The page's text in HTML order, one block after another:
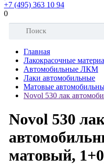
+7 (495) 363 10 94
0
Главная
Лакокрасочные
Автомобильные ЛКМ
Лаки автомобильные
Матовые
Novol 530 лак
Novol 530
матовый,